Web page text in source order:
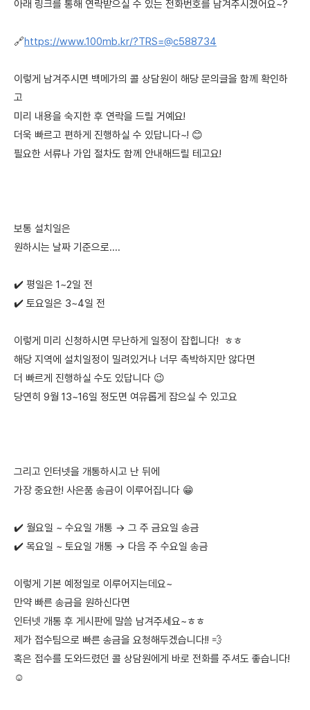
아래 링크를 통해 연락받으실 수 있는 전화번호를 남겨주시겠어요~?
🔗https://www.100mb.kr/?TRS=@c588734
이렇게 남겨주시면 백메가의 콜 상담원이 해당 문의글을 함께 확인하
고
미리 내용을 숙지한 후 연락을 드릴 거예요!
더욱 빠르고 편하게 진행하실 수 있답니다~! 😊
필요한 서류나 가입 절차도 함께 안내해드릴 테고요!
보통 설치일은
원하시는 날짜 기준으로....
✔️ 평일은 1~2일 전
✔️ 토요일은 3~4일 전
이렇게 미리 신청하시면 무난하게 일정이 잡힙니다! ㅎㅎ
해당 지역에 설치일정이 밀려있거나 너무 촉박하지만 않다면
더 빠르게 진행하실 수도 있답니다 😉
당연히 9월 13~16일 정도면 여유롭게 잡으실 수 있고요
그리고 인터넷을 개통하시고 난 뒤에
가장 중요한! 사은품 송금이 이루어집니다 😁
✔️ 월요일 ~ 수요일 개통 → 그 주 금요일 송금
✔️ 목요일 ~ 토요일 개통 → 다음 주 수요일 송금
이렇게 기본 예정일로 이루어지는데요~
만약 빠른 송금을 원하신다면
인터넷 개통 후 게시판에 말씀 남겨주세요~ㅎㅎ
제가 접수팀으로 빠른 송금을 요청해두겠습니다!! 💨
혹은 접수를 도와드렸던 콜 상담원에게 바로 전화를 주셔도 좋습니다!
☺️